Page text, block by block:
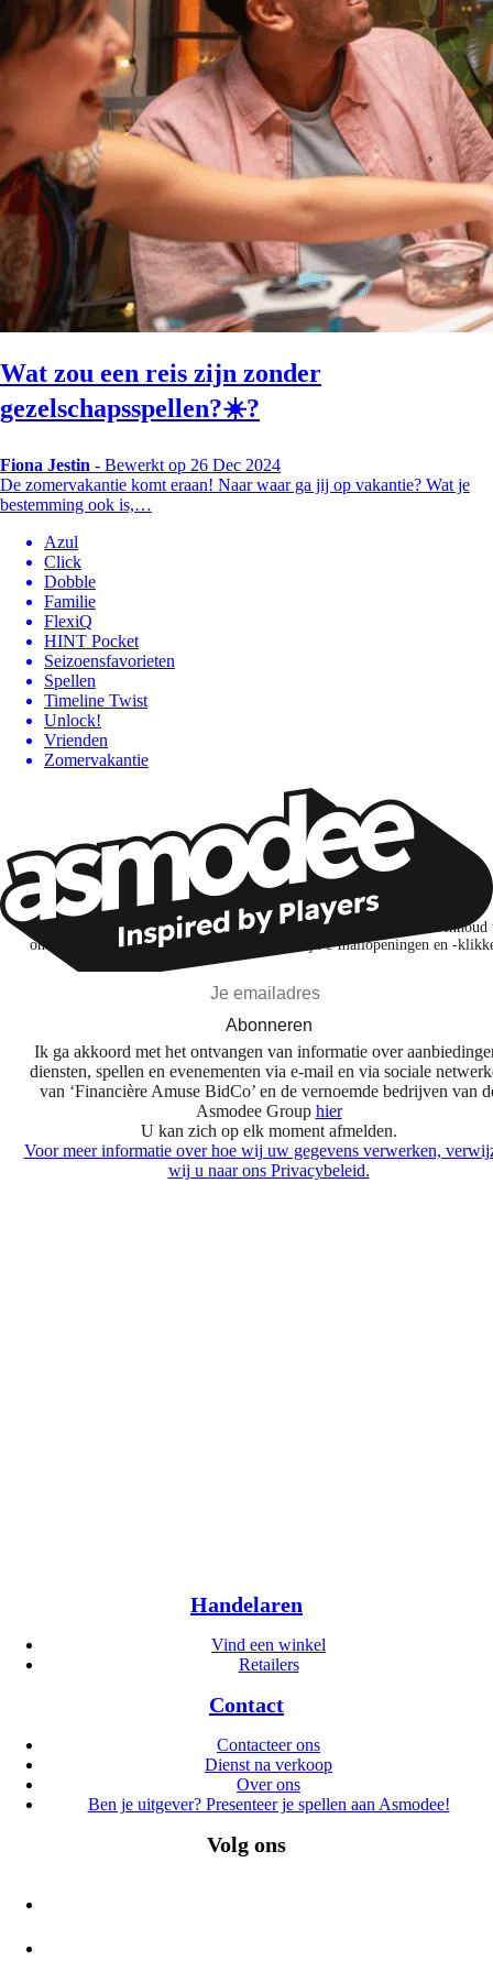
Wat zou een reis zijn zonder
gezelschapsspellen?☀️?
Fiona Jestin - Bewerkt op 26 Dec 2024
De zomervakantie komt eraan! Naar waar ga jij op vakantie? Wat je
bestemming ook is,…
Azul
Click
Dobble
Familie
FlexiQ
HINT Pocket
Seizoensfavorieten
Spellen
Timeline Twist
Unlock!
Vrienden
Zomervakantie
Wil je nog meer spelnieuws ontvangen?
Ik abonneer me om spellen, nieuwe releases en gepersonaliseerde inhoud
ontdekken op basis van mijn interesses en mijn e-mailopeningen en -
Abonneren
Ik ga akkoord met het ontvangen van informatie over
diensten, spellen en evenementen via e-mail en via sociale
van ‘Financière Amuse BidCo’ en de vernoemde bedrijven van
Asmodee Group hier
U kan zich op elk moment afmelden.
Voor meer informatie over hoe wij uw gegevens verwerken,
wij u naar ons Privacybeleid.
Handelaren
Vind een winkel
Retailers
Contact
Contacteer ons
Dienst na verkoop
Over ons
Ben je uitgever? Presenteer je spellen aan Asmodee!
Volg ons